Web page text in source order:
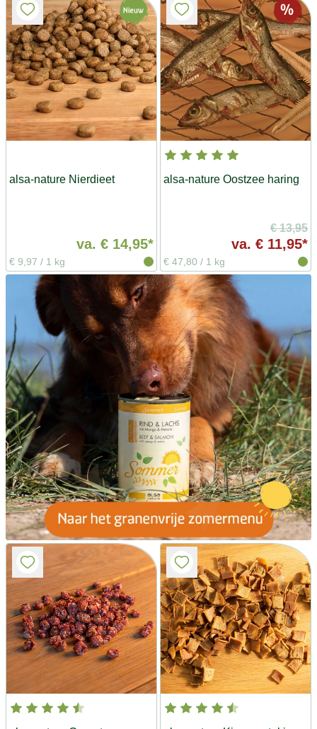
alsa-nature Nierdieet
va. € 14,95*
€ 9,97 / 1 kg
alsa-nature Oostzee haring
€ 13,95
va. € 11,95*
€ 47,80 / 1 kg